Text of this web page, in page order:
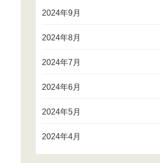
2024年9月
2024年8月
2024年7月
2024年6月
2024年5月
2024年4月